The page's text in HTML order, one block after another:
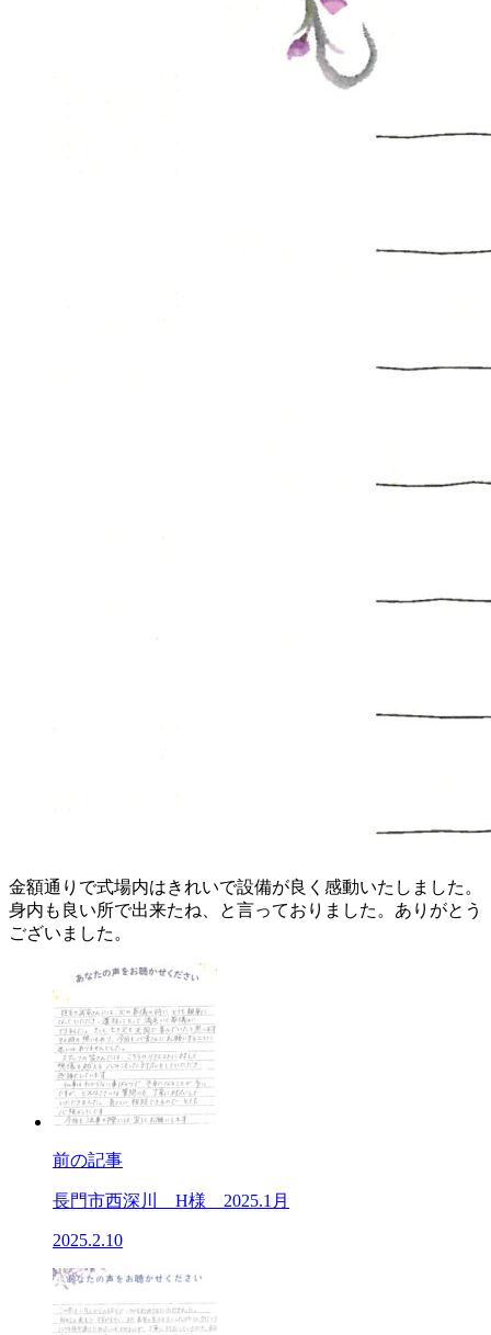
金額通りで式場内はきれいで設備が良く感動いたしました。
身内も良い所で出来たね、と言っておりました。ありがとう
ございました。
前の記事
長門市西深川 H様 2025.1月
2025.2.10